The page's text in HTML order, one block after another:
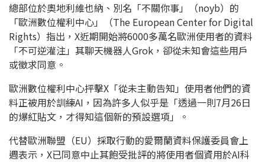
總部位於奧地利維也納、別名「不關你事」（noyb）的
「歐洲數位權利中心」（The European Center for Digital
Rights）指出，X近期開始將6000多萬名歐洲使用者的資料
「不可逆灌注」其聊天機器人Grok，卻從未知會這些用戶
或徵求同意。
歐洲數位權利中心抨擊X「從未主動告知」使用者他們的資
料正被用於訓練AI，因為許多人似乎是「透過一則7月26日
的爆紅貼文，才得知這個新的預設選項」。
代替歐洲聯盟（EU）採取行動的愛爾蘭資料保護委員會上
週表示，X已同意中止其飽受批評的將使用者個資用於AI科